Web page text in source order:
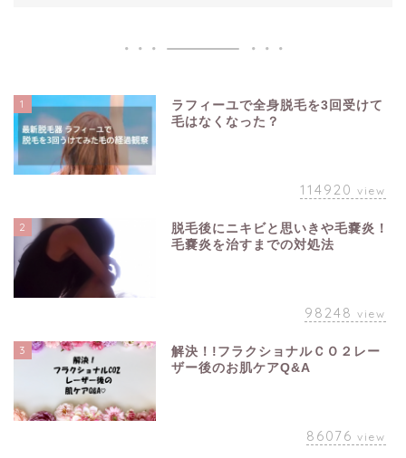
1
ラフィーユで全身脱毛を3回受けて
毛はなくなった？
114920 view
2
脱毛後にニキビと思いきや毛嚢炎！
毛嚢炎を治すまでの対処法
98248 view
3
解決！!フラクショナルＣＯ２レー
ザー後のお肌ケアQ&A
86076 view